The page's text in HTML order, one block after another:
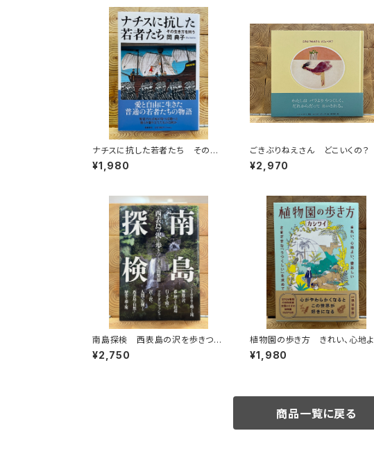
ナチスに抗した若者たち その生
き方を問う
¥1,980
ごきぶりねえさん どこいくの？
¥2,970
南島探検 西表島の沢を歩きつく
す
¥2,750
植物園の歩き方 きれい、心地よ
い、愛おしい さまざまな「うつくし
い」を求めて
¥1,980
商品一覧に戻る